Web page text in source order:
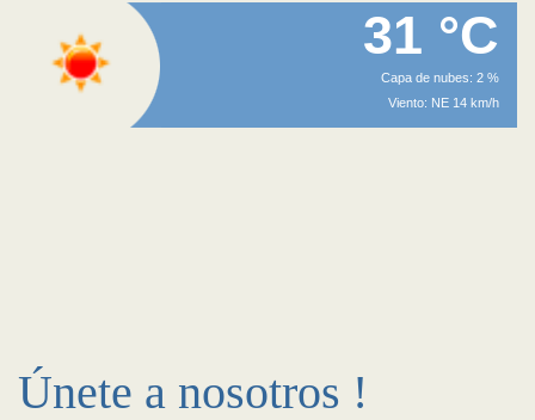
31 °C
Capa de nubes: 2 %
Viento: NE 14 km/h
Únete a nosotros !